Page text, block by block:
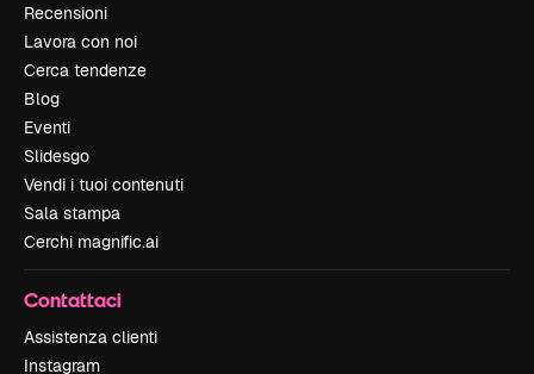
Recensioni
Lavora con noi
Cerca tendenze
Blog
Eventi
Slidesgo
Vendi i tuoi contenuti
Sala stampa
Cerchi magnific.ai
Contattaci
Assistenza clienti
Instagram